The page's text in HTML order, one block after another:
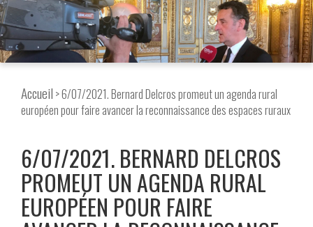
COMPRENDRE LE SÉNAT
Accueil > 6/07/2021. Bernard Delcros promeut un agenda rural
européen pour faire avancer la reconnaissance des espaces ruraux
6/07/2021. BERNARD DELCROS
PROMEUT UN AGENDA RURAL
EUROPÉEN POUR FAIRE